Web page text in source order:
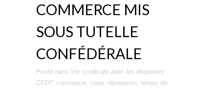
COMMERCE MIS
SOUS TUTELLE
CONFÉDÉRALE
Posté dans Vie syndicale avec les étiquettes
CFDT, commerce, crise, répression, temps de